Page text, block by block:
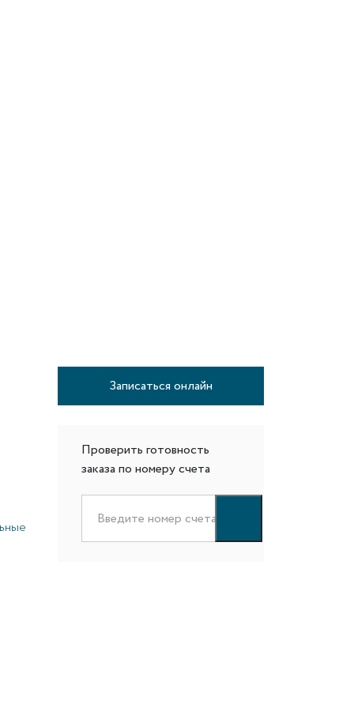
Записаться онлайн
Проверить готовность
заказа по номеру счета